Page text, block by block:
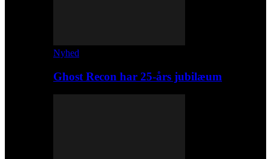
Nyhed
Ghost Recon har 25-års jubilæum